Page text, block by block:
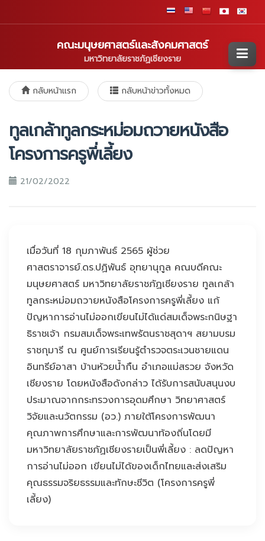
คณะมนุษยศาสตร์และสังคมศาสตร์
มหาวิทยาลัยราชภัฏเชียงราย
กลับหน้าแรก กลับหน้าข่าวทั้งหมด
ทูลเกล้าทูลกระหม่อมถวายหนังสือ
โครงการครูพี่เลี้ยง
21/02/2022
เมื่อวันที่ 18 กุมภาพันธ์ 2565 ผู้ช่วย
ศาสตราจารย์.ดร.ปฏิพันธ์ อุทยานุกูล คณบดีคณะ
มนุษยศาสตร์ มหาวิทยาลัยราชภัฏเชียงราย ทูลเกล้า
ทูลกระหม่อมถวายหนังสือโครงการครูพี่เลี้ยง แก้
ปัญหาการอ่านไม่ออกเขียนไม่ได้แด่สมเด็จพระกนิษฐา
ธิราชเจ้า กรมสมเด็จพระเทพรัตนราชสุดาฯ สยามบรม
ราชกุมารี ณ ศูนย์การเรียนรู้ตำรวจตระเวนชายแดน
อินทรีย์อาสา บ้านห้วยน้ำกืน อำเภอแม่สรวย จังหวัด
เชียงราย โดยหนังสือดังกล่าว ได้รับการสนับสนุนงบ
ประมาณจากกระทรวงการอุดมศึกษา วิทยาศาสตร์
วิจัยและนวัตกรรม (อว.) ภายใต้โครงการพัฒนา
คุณภาพการศึกษาและการพัฒนาท้องถิ่นโดยมี
มหาวิทยาลัยราชภัฏเชียงรายเป็นพี่เลี้ยง : ลดปัญหา
การอ่านไม่ออก เขียนไม่ได้ของเด็กไทยและส่งเสริม
คุณธรรมจริยธรรมและทักษะชีวิต (โครงการครูพี่
เลี้ยง)